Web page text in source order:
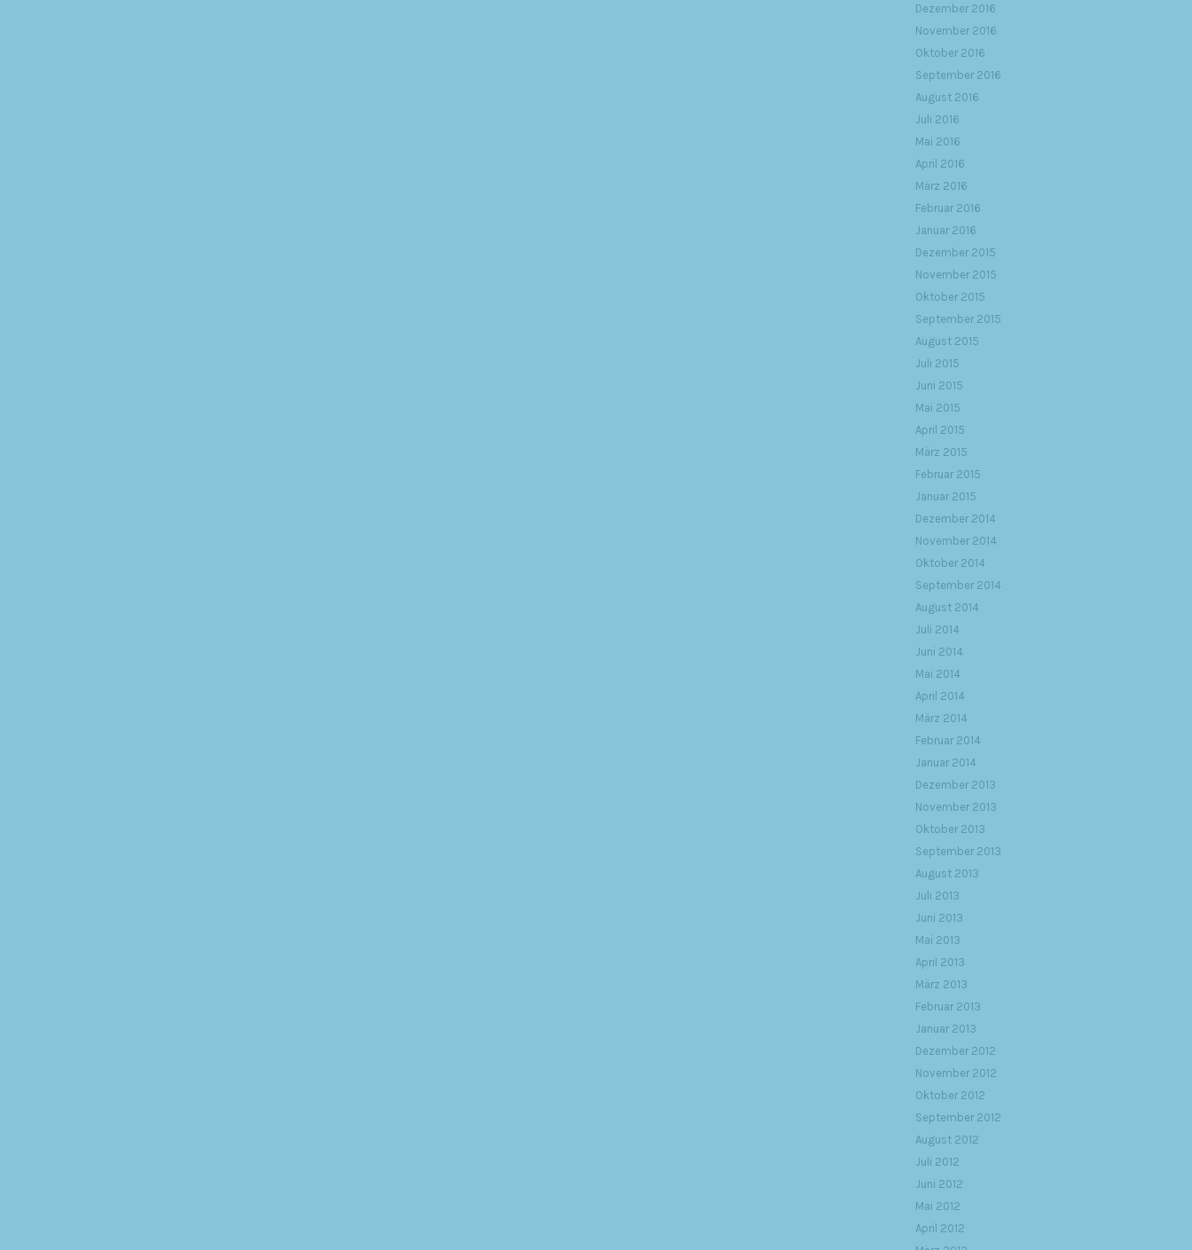
Dezember 2016
November 2016
Oktober 2016
September 2016
August 2016
Juli 2016
Mai 2016
April 2016
März 2016
Februar 2016
Januar 2016
Dezember 2015
November 2015
Oktober 2015
September 2015
August 2015
Juli 2015
Juni 2015
Mai 2015
April 2015
März 2015
Februar 2015
Januar 2015
Dezember 2014
November 2014
Oktober 2014
September 2014
August 2014
Juli 2014
Juni 2014
Mai 2014
April 2014
März 2014
Februar 2014
Januar 2014
Dezember 2013
November 2013
Oktober 2013
September 2013
August 2013
Juli 2013
Juni 2013
Mai 2013
April 2013
März 2013
Februar 2013
Januar 2013
Dezember 2012
November 2012
Oktober 2012
September 2012
August 2012
Juli 2012
Juni 2012
Mai 2012
April 2012